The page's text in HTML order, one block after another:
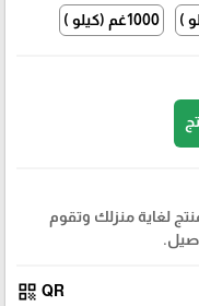
1000غم (كيلو )
لغاية منزلك وتقوم
QR
qr_code